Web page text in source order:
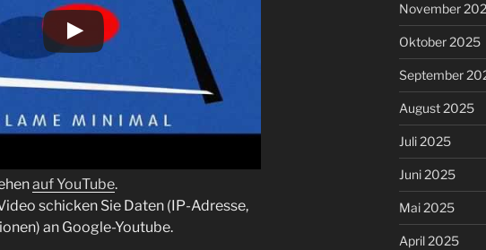
auf YouTube.
schicken Sie Daten (IP-Adresse,
an Google-Youtube.
November
Oktober 2025
September
August 2025
Juli 2025
Juni 2025
Mai 2025
April 2025